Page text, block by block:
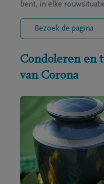
bent, in elke
Bezoek de pagina
Condoleren en
van Corona